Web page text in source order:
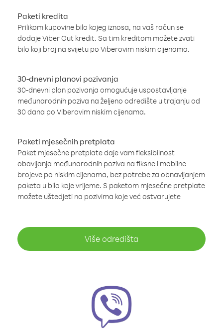
Paketi kredita
Prilikom kupovine bilo kojeg iznosa, na vaš račun se
dodaje Viber Out kredit. Sa tim kreditom možete zvati
bilo koji broj na svijetu po Viberovim niskim cijenama.
30-dnevni planovi pozivanja
30-dnevni plan pozivanja omogućuje uspostavljanje
međunarodnih poziva na željeno odredište u trajanju od
30 dana po Viberovim niskim cijenama.
Paketi mjesečnih pretplata
Paket mjesečne pretplate daje vam fleksibilnost
obavljanja međunarodnih poziva na fiksne i mobilne
brojeve po niskim cijenama, bez potrebe za obnavljanjem
paketa u bilo koje vrijeme. S paketom mjesečne pretplate
možete uštedjeti na pozivima koje već ostvarujete
Više odredišta